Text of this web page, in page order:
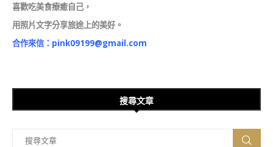
喜歡吃美食療癒自己，
用照片文字分享旅途上的美好。
合作來信： pink09199@gmail.com
搜尋文章